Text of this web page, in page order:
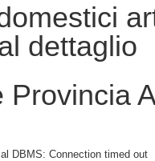
dettaglio
Provincia
DBMS: Connection timed out